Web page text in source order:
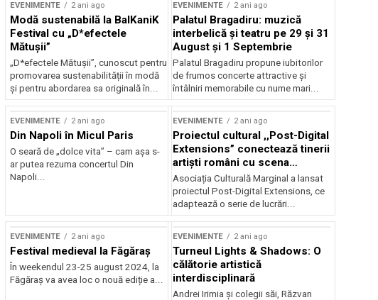
EVENIMENTE 2 ani ago
Modă sustenabilă la BalKaniK
Festival cu „D*efectele
Mătușii”
„D*efectele Mătușii”, cunoscut pentru
promovarea sustenabilității în modă
și pentru abordarea sa originală în...
EVENIMENTE 2 ani ago
Palatul Bragadiru: muzică
interbelică şi teatru pe 29 şi 31
August şi 1 Septembrie
Palatul Bragadiru propune iubitorilor
de frumos concerte attractive şi
întâlniri memorabile cu nume mari...
EVENIMENTE 2 ani ago
Din Napoli în Micul Paris
O seară de „dolce vita” – cam așa s-
ar putea rezuma concertul Din
Napoli...
EVENIMENTE 2 ani ago
Proiectul cultural ,,Post-Digital
Extensions” conectează tinerii
artiști români cu scena
internațională
Asociația Culturală Marginal a lansat
proiectul Post-Digital Extensions, ce
adaptează o serie de lucrări...
EVENIMENTE 2 ani ago
Festival medieval la Făgăraș
În weekendul 23-25 august 2024, la
Făgăraș va avea loc o nouă ediție a...
EVENIMENTE 2 ani ago
Turneul Lights & Shadows: O
călătorie artistică
interdisciplinară
Andrei Irimia și colegii săi, Răzvan